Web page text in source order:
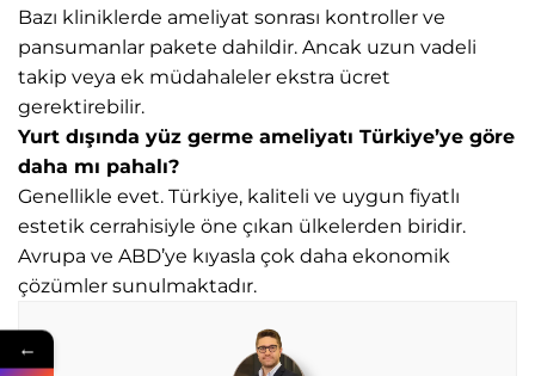
Bazı kliniklerde ameliyat sonrası kontroller ve
pansumanlar pakete dahildir. Ancak uzun vadeli
takip veya ek müdahaleler ekstra ücret
gerektirebilir.
Yurt dışında yüz germe ameliyatı Türkiye’ye göre
daha mı pahalı?
Genellikle evet. Türkiye, kaliteli ve uygun fiyatlı
estetik cerrahisiyle öne çıkan ülkelerden biridir.
Avrupa ve ABD’ye kıyasla çok daha ekonomik
çözümler sunulmaktadır.
←